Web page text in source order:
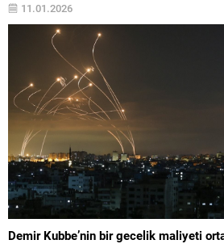
11.01.2026
Demir Kubbe’nin bir gecelik maliyeti